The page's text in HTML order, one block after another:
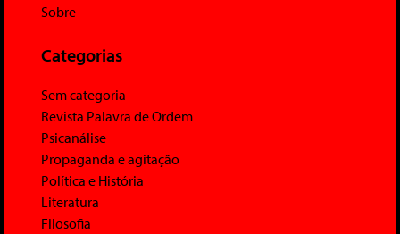
Sobre
Categorias
Sem categoria
Revista Palavra de Ordem
Psicanálise
Propaganda e agitação
Política e História
Literatura
Filosofia